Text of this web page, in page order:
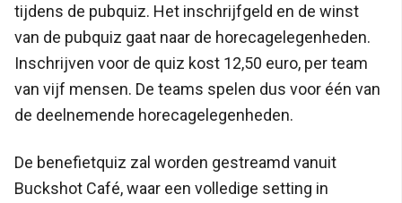
tijdens de pubquiz. Het inschrijfgeld en de winst
van de pubquiz gaat naar de horecagelegenheden.
Inschrijven voor de quiz kost 12,50 euro, per team
van vijf mensen. De teams spelen dus voor één van
de deelnemende horecagelegenheden.
De benefietquiz zal worden gestreamd vanuit
Buckshot Café, waar een volledige setting in